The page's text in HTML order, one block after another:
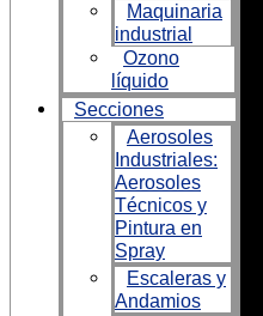
Maquinaria
industrial
Ozono
líquido
Secciones
Aerosoles
Industriales:
Aerosoles
Técnicos y
Pintura en
Spray
Escaleras y
Andamios